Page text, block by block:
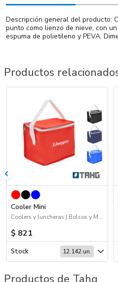
Descripción general del producto:
punto como lienzo de nieve, con
espuma de polietileno y PEVA.
Productos
Cooler Mini
Coolers y luncheras | Bolsos y Mochilas | 2026 Fiestas Patrias
$ 821
Stock 12.142 un.
Productos de Tahg